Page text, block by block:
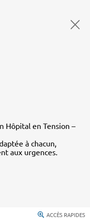
Hôpital en Tension –
à chacun,
aux urgences.
ACCÈS RAPIDES